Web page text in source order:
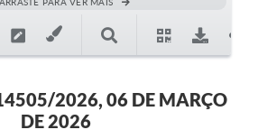
2026, 06 DE MARÇO
DE 2026